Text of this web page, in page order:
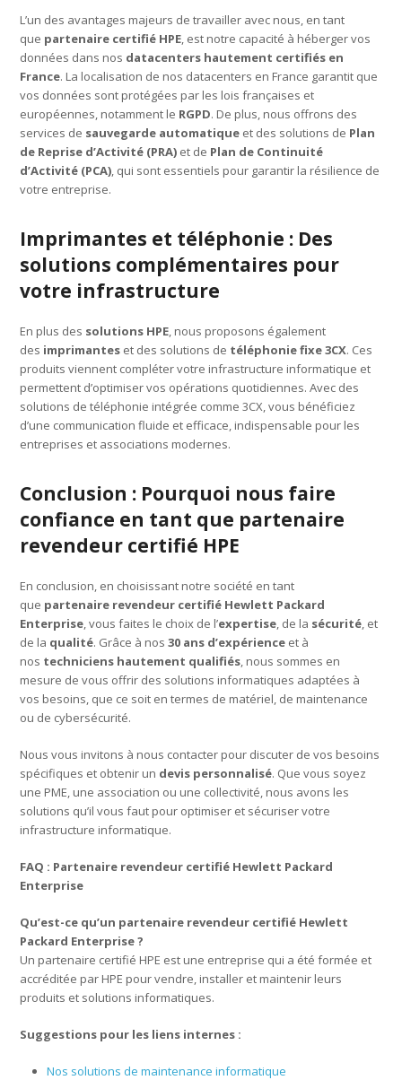
L’un des avantages majeurs de travailler avec nous, en tant
que partenaire certifié HPE, est notre capacité à héberger vos
données dans nos datacenters hautement certifiés en
France. La localisation de nos datacenters en France garantit que
vos données sont protégées par les lois françaises et
européennes, notamment le RGPD. De plus, nous offrons des
services de sauvegarde automatique et des solutions de Plan
de Reprise d’Activité (PRA) et de Plan de Continuité
d’Activité (PCA), qui sont essentiels pour garantir la résilience de
votre entreprise.
Imprimantes et téléphonie : Des
solutions complémentaires pour
votre infrastructure
En plus des solutions HPE, nous proposons également
des imprimantes et des solutions de téléphonie fixe 3CX. Ces
produits viennent compléter votre infrastructure informatique et
permettent d’optimiser vos opérations quotidiennes. Avec des
solutions de téléphonie intégrée comme 3CX, vous bénéficiez
d’une communication fluide et efficace, indispensable pour les
entreprises et associations modernes.
Conclusion : Pourquoi nous faire
confiance en tant que partenaire
revendeur certifié HPE
En conclusion, en choisissant notre société en tant
que partenaire revendeur certifié Hewlett Packard
Enterprise, vous faites le choix de l’expertise, de la sécurité, et
de la qualité. Grâce à nos30 ans d’expérience et à
nos techniciens hautement qualifiés, nous sommes en
mesure de vous offrir des solutions informatiques adaptées à
vos besoins, que ce soit en termes de matériel, de maintenance
ou de cybersécurité.
Nous vous invitons à nous contacter pour discuter de vos besoins
spécifiques et obtenir un devis personnalisé. Que vous soyez
une PME, une association ou une collectivité, nous avons les
solutions qu’il vous faut pour optimiser et sécuriser votre
infrastructure informatique.
FAQ : Partenaire revendeur certifié Hewlett Packard
Enterprise
Qu’est-ce qu’un partenaire revendeur certifié Hewlett
Packard Enterprise ?
Un partenaire certifié HPE est une entreprise qui a été formée et
accréditée par HPE pour vendre, installer et maintenir leurs
produits et solutions informatiques.
Suggestions pour les liens internes :
Nos solutions de maintenance informatique